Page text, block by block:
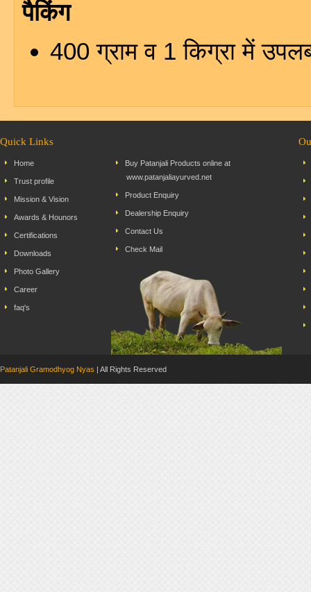
पैकिंग
400 ग्राम व 1 किग्रा में
Quick Links
Home
Trust profile
Mission & Vision
Awards & Hounors
Certifications
Downloads
Photo Gallery
Career
faq's
Buy Patanjali Products online at
www.patanjaliayurved.net
Product Enquiry
Dealership Enquiry
Contact Us
Check Mail
Patanjali Gramodhyog Nyas | All Rights Reserved